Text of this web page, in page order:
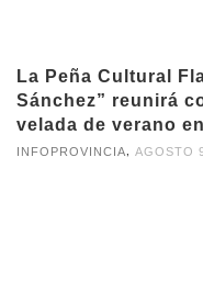
La Peña Cultural
Sánchez” reunirá
velada de verano
INFOPROVINCIA, AGOSTO